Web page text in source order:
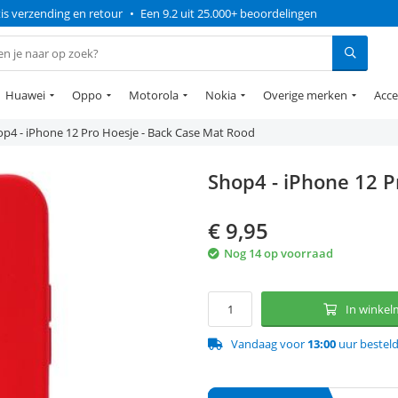
verzending en retour • Een 9.2 uit 25.000+ beoordelingen
Huawei Oppo Motorola Nokia Overige merken
- iPhone 12 Pro Hoesje - Back Case Mat Rood
Shop4 - iPhone 12
€ 9,95
Nog 14 op voorraad
In
Vandaag voor 13:00 uur